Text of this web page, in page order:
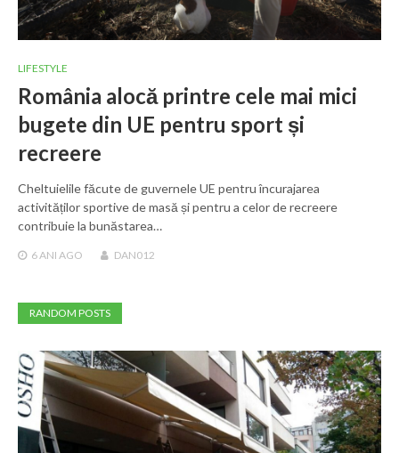
LIFESTYLE
România alocă printre cele mai mici
bugete din UE pentru sport și
recreere
Cheltuielile făcute de guvernele UE pentru încurajarea
activităților sportive de masă și pentru a celor de recreere
contribuie la bunăstarea…
6 ANI AGO DAN012
RANDOM POSTS